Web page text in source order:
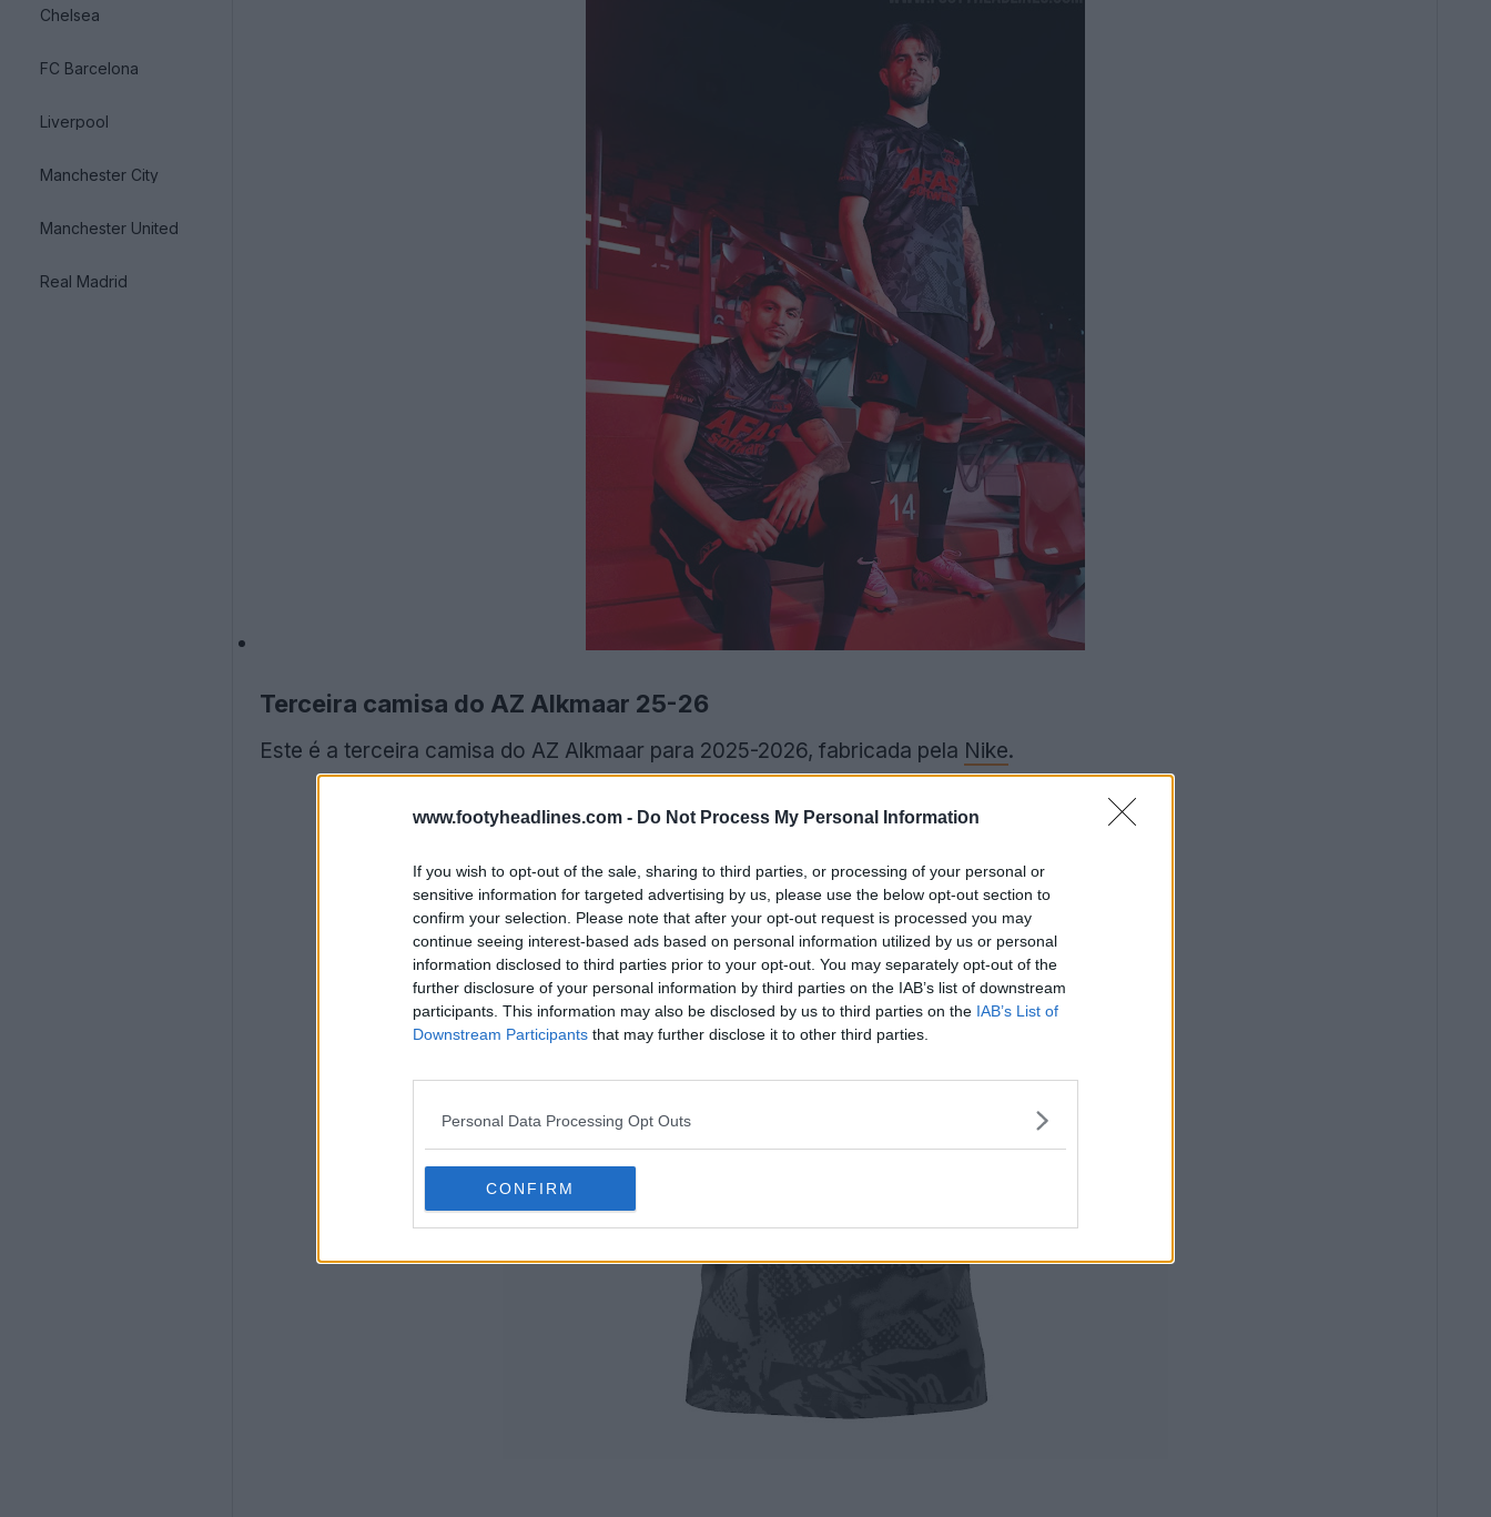
www.footyheadlines.com - Do Not Process My Personal Information
If you wish to opt-out of the sale, sharing to third parties, or processing of your personal or
sensitive information for targeted advertising by us, please use the below opt-out section to
confirm your selection. Please note that after your opt-out request is processed you may
continue seeing interest-based ads based on personal information utilized by us or personal
information disclosed to third parties prior to your opt-out. You may separately opt-out of the
further disclosure of your personal information by third parties on the IAB’s list of downstream
participants. This information may also be disclosed by us to third parties on the IAB’s List of
Downstream Participants that may further disclose it to other third parties.
Personal Data Processing Opt Outs
CONFIRM
Chelsea
FC Barcelona
Liverpool
Manchester City
Manchester United
Real Madrid
Terceira camisa do AZ Alkmaar 25-26
Este é a terceira camisa do AZ Alkmaar para 2025-2026, fabricada pela Nike.